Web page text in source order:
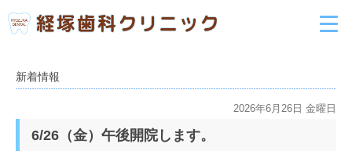
新着情報
2026年6月26日 金曜日
6/26（金）午後開院します。